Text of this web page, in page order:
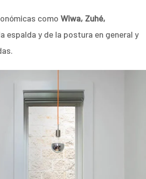
como Wiwa, Zuhé,
espalda y de la postura en general y